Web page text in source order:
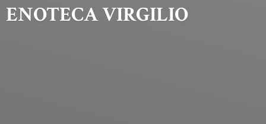
ENOTECA VIRGILIO